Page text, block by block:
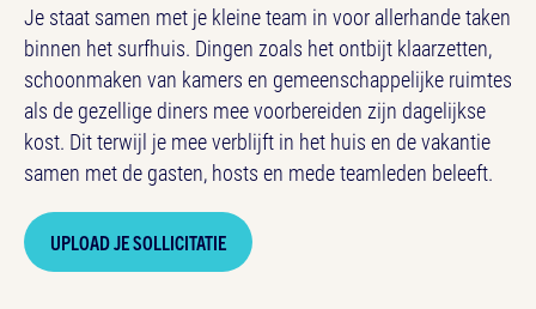
Je staat samen met je kleine team in voor allerhande taken
binnen het surfhuis. Dingen zoals het ontbijt klaarzetten,
schoonmaken van kamers en gemeenschappelijke ruimtes
als de gezellige diners mee voorbereiden zijn dagelijkse
kost. Dit terwijl je mee verblijft in het huis en de vakantie
samen met de gasten, hosts en mede teamleden beleeft.
UPLOAD JE SOLLICITATIE